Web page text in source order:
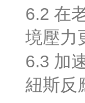
6.2 在
境壓力
6.3 加
紐斯反